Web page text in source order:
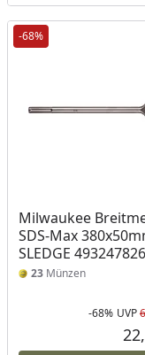
-68%
Milwaukee
SDS-Max
SLEDGE
23 Münzen
-68% UVP